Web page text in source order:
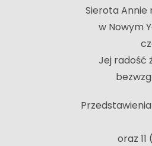
Sierota Annie
w Nowym
Jej radość
oraz